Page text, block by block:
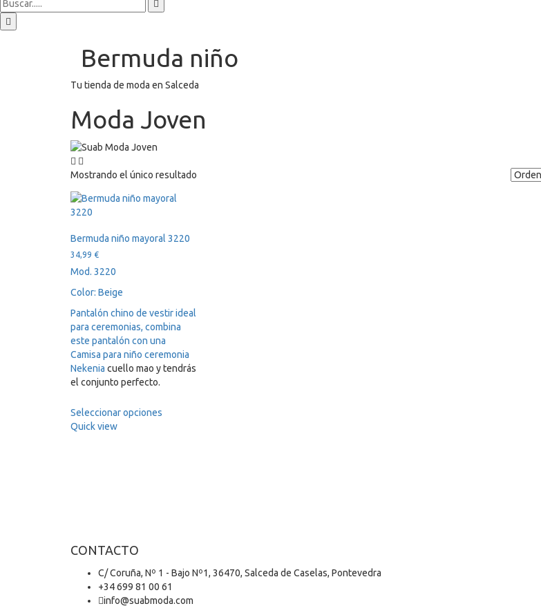
Bermuda niño
Tu tienda de moda en Salceda
Moda Joven
Mostrando el único resultado
Bermuda niño mayoral 3220
34,99 €
Mod. 3220
Color: Beige
Pantalón chino de vestir ideal
para ceremonias, combina
este pantalón con una
Camisa para niño ceremonia
Nekenia cuello mao y tendrás
el conjunto perfecto.
Seleccionar opciones
Quick view
CONTACTO
C/ Coruña, Nº 1 - Bajo Nº1, 36470, Salceda de Caselas, Pontevedra
+34 699 81 00 61
info@suabmoda.com